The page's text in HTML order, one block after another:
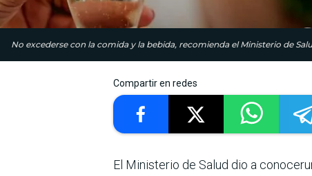
No excederse con la comida y la bebida, recomienda el Ministerio de
Compartir en redes
El Ministerio de Salud dio a